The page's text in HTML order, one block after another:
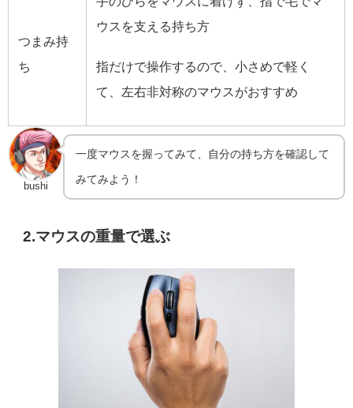
つまみ持
ち
ウスを支える持ち方
指だけで操作するので、小さめで軽く
て、左右非対称のマウスがおすすめ
bushi
一度マウスを握ってみて、自分の持ち方を確認して
みてみよう！
2.マウスの重量で選ぶ